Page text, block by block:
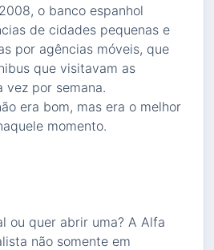
o banco espanhol
de cidades pequenas e
por agências móveis, que
que visitavam as
vez por semana.
era bom, mas era o melhor
momento.
ou quer abrir uma? A Alfa
não somente em